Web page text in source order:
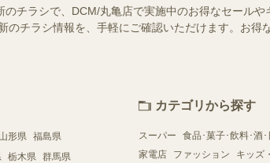
チラシで、DCM/丸亀店で実施中のお得なセール
チラシ情報を、手軽にご確認いただけます。お得
山形県 福島県
栃木県 群馬県
カテゴリから探す
スーパー 食品･菓子･飲料･酒
家電店
ファッション キッズ